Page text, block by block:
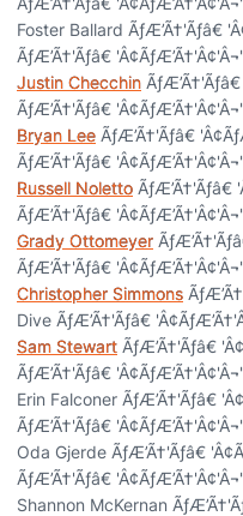
Foster Ballard ÃƒÆ’Ã†'Ãƒâ€
ÃƒÆ’Ã†'Ãƒâ€
Justin Checchin
ÃƒÆ’Ã†'Ãƒâ€
Bryan Lee ÃƒÆ’Ã†'Ãƒâ€
ÃƒÆ’Ã†'Ãƒâ€
Russell Noletto ÃƒÆ’Ã†'Ãƒâ€
ÃƒÆ’Ã†'Ãƒâ€
Grady Ottomeyer
ÃƒÆ’Ã†'Ãƒâ€
Christopher Simmons
Dive ÃƒÆ’Ã†'Ãƒâ€
Sam Stewart ÃƒÆ’Ã†'Ãƒâ€
ÃƒÆ’Ã†'Ãƒâ€
Erin Falconer ÃƒÆ’Ã†'Ãƒâ€
ÃƒÆ’Ã†'Ãƒâ€
Oda Gjerde ÃƒÆ’Ã†'Ãƒâ€
ÃƒÆ’Ã†'Ãƒâ€
Shannon McKernan